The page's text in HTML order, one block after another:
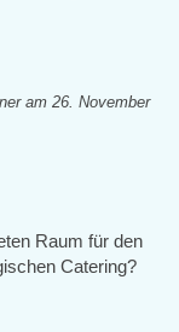
am 26. November
Raum für den
Catering?